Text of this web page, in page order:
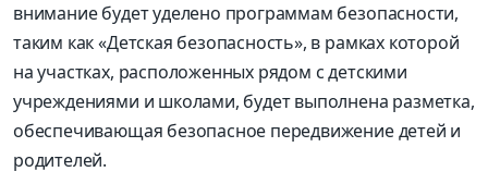
внимание будет уделено программам безопасности,
таким как «Детская безопасность», в рамках которой
на участках, расположенных рядом с детскими
учреждениями и школами, будет выполнена разметка,
обеспечивающая безопасное передвижение детей и
родителей.